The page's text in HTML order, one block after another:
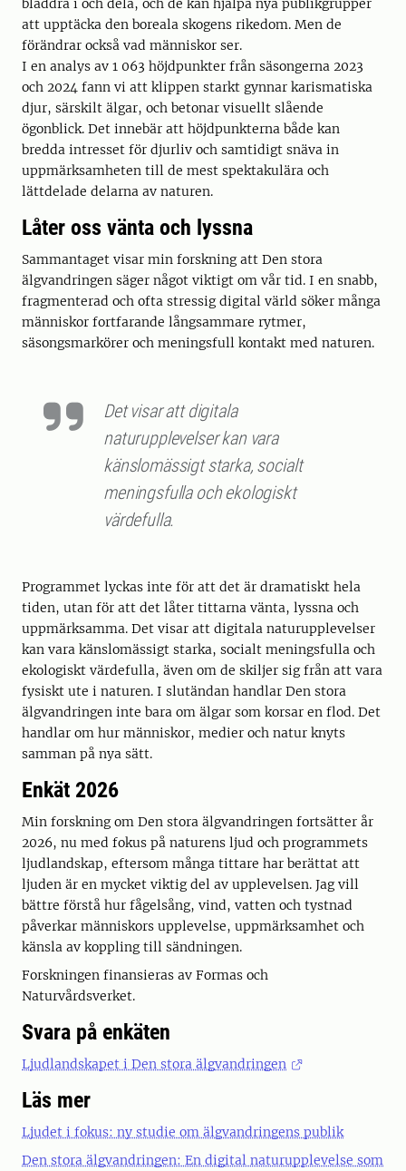
bläddra i och dela, och de kan hjälpa nya publikgrupper
att upptäcka den boreala skogens rikedom. Men de
förändrar också vad människor ser.
I en analys av 1 063 höjdpunkter från säsongerna 2023
och 2024 fann vi att klippen starkt gynnar karismatiska
djur, särskilt älgar, och betonar visuellt slående
ögonblick. Det innebär att höjdpunkterna både kan
bredda intresset för djurliv och samtidigt snäva in
uppmärksamheten till de mest spektakulära och
lättdelade delarna av naturen.
Låter oss vänta och lyssna
Sammantaget visar min forskning att Den stora
älgvandringen säger något viktigt om vår tid. I en snabb,
fragmenterad och ofta stressig digital värld söker många
människor fortfarande långsammare rytmer,
säsongsmarkörer och meningsfull kontakt med naturen.
Det visar att digitala
naturupplevelser kan vara
känslomässigt starka, socialt
meningsfulla och ekologiskt
värdefulla.
Programmet lyckas inte för att det är dramatiskt hela
tiden, utan för att det låter tittarna vänta, lyssna och
uppmärksamma. Det visar att digitala naturupplevelser
kan vara känslomässigt starka, socialt meningsfulla och
ekologiskt värdefulla, även om de skiljer sig från att vara
fysiskt ute i naturen. I slutändan handlar Den stora
älgvandringen inte bara om älgar som korsar en flod. Det
handlar om hur människor, medier och natur knyts
samman på nya sätt.
Enkät 2026
Min forskning om Den stora älgvandringen fortsätter år
2026, nu med fokus på naturens ljud och programmets
ljudlandskap, eftersom många tittare har berättat att
ljuden är en mycket viktig del av upplevelsen. Jag vill
bättre förstå hur fågelsång, vind, vatten och tystnad
påverkar människors upplevelse, uppmärksamhet och
känsla av koppling till sändningen.
Forskningen finansieras av Formas och
Naturvårdsverket.
Svara på enkäten
Ljudlandskapet i Den stora älgvandringen
Läs mer
Ljudet i fokus: ny studie om älgvandringens publik
Den stora älgvandringen: En digital naturupplevelse som